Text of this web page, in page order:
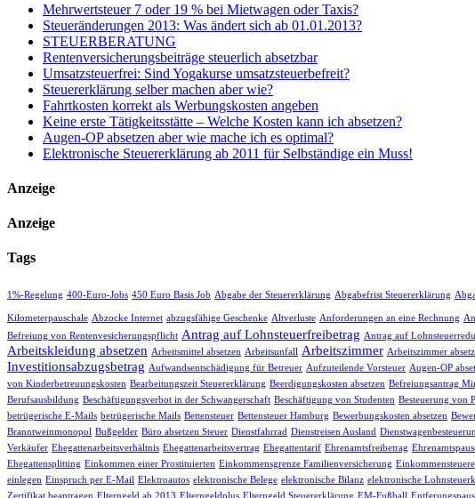
Mehrwertsteuer 7 oder 19 % bei Mietwagen oder Taxis?
Steueränderungen 2013: Was ändert sich ab 01.01.2013?
STEUERBERATUNG
Rentenversicherungsbeiträge steuerlich absetzbar
Umsatzsteuerfrei: Sind Yogakurse umsatzsteuerbefreit?
Steuererklärung selber machen aber wie?
Fahrtkosten korrekt als Werbungskosten angeben
Keine erste Tätigkeitsstätte – Welche Kosten kann ich absetzen?
Augen-OP absetzen aber wie mache ich es optimal?
Elektronische Steuererklärung ab 2011 für Selbständige ein Muss!
Anzeige
Anzeige
Tags
1%-Regelung 400-Euro-Jobs 450 Euro Basis Job Abgabe der Steuererklärung Abgabefrist Steuererklärung
Kilometerpauschale Abzocke Internet abzugsfähige Geschenke Altverluste Anforderungen an eine Rechnung
Befreiung von Rentenvesicherungspflicht Antrag auf Lohnsteuerfreibetrag Antrag auf
Arbeitskleidung absetzen Arbeitsmittel absetzen Arbeitsunfall Arbeitszimmer Arbeitszimmer
Investitionsabzugsbetrag Aufwandsentschädigung für Betreuer Aufzuteilende Vorsteuer Augen-OP
von Kinderbetreuungskosten Bearbeitungszeit Steuererklärung Beerdigungskosten absetzen Befreiungsantrag
Berufsausbildung Beschäftigungsverbot in der Schwangerschaft Beschäftigung von Studenten Besteuerung von
betrügerische E-Mails betrügerische Mails Bettensteuer Bettensteuer Hamburg Bewerbungskosten absetzen
Branntweinmonopol Bußgelder Büro absetzen Steuer Dienstfahrrad Dienstreisen Ausland
Verkäufer Ehegattenarbeitsverhältnis Ehegattenarbeitsvertrag Ehegattentarif Ehrenamtsfreibetrag
Ehegattensplitting Einkommen einer Prostituierten Einkommensgrenze Familienversicherung
einlegen Einspruch per E-Mail Elektroautos elektronische Belege elektronische Bilanz elektronische
Zertifikat beantragen Elterngeld ab 2013 Elterngeldplus Elterngeld Steuererklärung EM-Fußball